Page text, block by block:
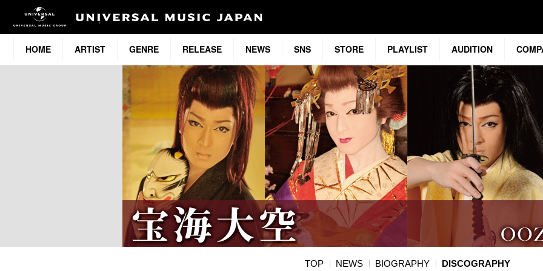
HOME ARTIST GENRE RELEASE NEWS SNS STORE PLAYLIST AUDITION
TOP NEWS BIOGRAPHY DISCOGRAPHY